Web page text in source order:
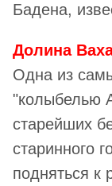
Бадена,
Долина
Одна из
"колыбелью
старейших
старинного
подняться к